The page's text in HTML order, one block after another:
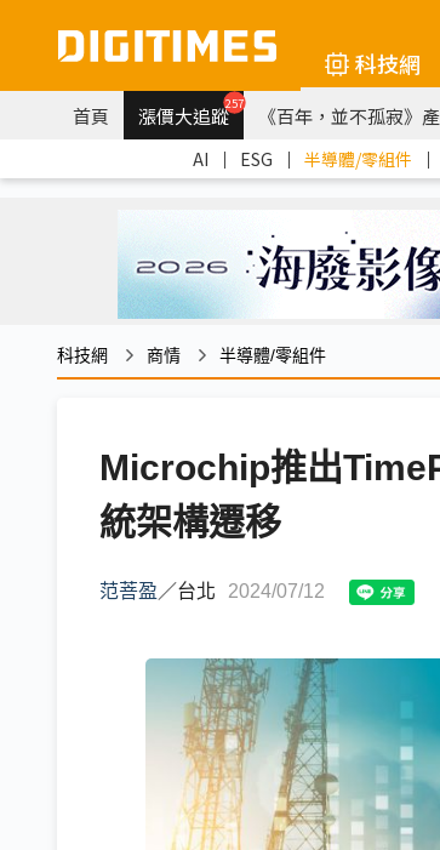
科技網
首頁 漲價大追蹤257 《百年，並不孤寂》
AI ｜ ESG ｜ 半導體/零組件 ｜
科技網 商情 半導體/零組件
Microchip推出
統架構遷移
范菩盈 ／台北 2024/07/12